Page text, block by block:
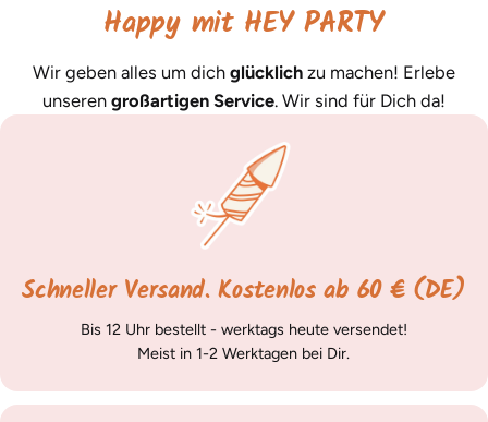
Happy mit HEY PARTY
Wir geben alles um dich glücklich zu machen! Erlebe
unseren großartigen Service. Wir sind für Dich da!
Schneller Versand. Kostenlos ab 60 € (DE)
Bis 12 Uhr bestellt - werktags heute versendet!
Meist in 1-2 Werktagen bei Dir.